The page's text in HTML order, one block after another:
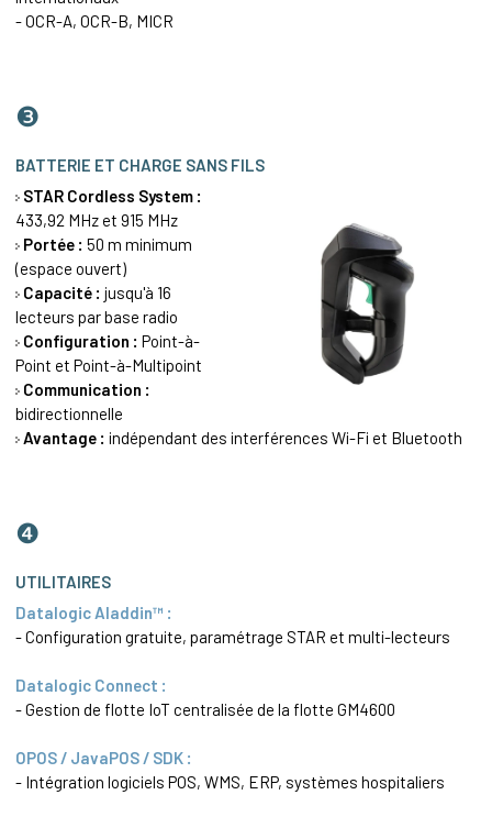
- OCR-A, OCR-B, MICR
❸
BATTERIE ET CHARGE SANS FILS
STAR Cordless System :
433,92 MHz et 915 MHz
Portée : 50 m minimum
(espace ouvert)
Capacité : jusqu'à 16
lecteurs par base radio
Configuration : Point-à-
Point et Point-à-Multipoint
Communication :
bidirectionnelle
Avantage : indépendant des interférences Wi-Fi et Bluetooth
❹
UTILITAIRES
Datalogic Aladdin™ :
- Configuration gratuite, paramétrage STAR et multi-lecteurs
Datalogic Connect :
- Gestion de flotte IoT centralisée de la flotte GM4600
OPOS / JavaPOS / SDK :
- Intégration logiciels POS, WMS, ERP, systèmes hospitaliers